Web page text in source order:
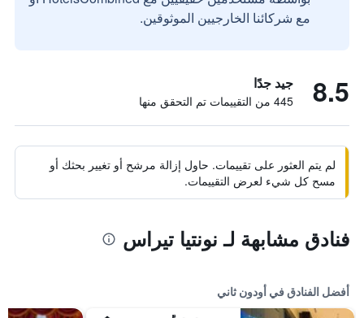
مع شركائنا الخارجيين الموثوقين.
8.5 جيد جدًا
445 من التقييمات تم التحقق منها
لم يتم العثور على تقييمات. حاول إزالة مرشح أو تغيير بحثك أو
مسح كل شيء لعرض التقييمات.
فنادق مشابهة لـ نونتيا تيراس
أفضل الفنادق في أودون ثاني